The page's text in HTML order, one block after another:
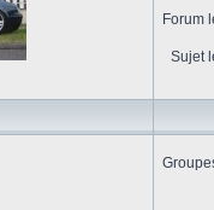
Forum
Sujet